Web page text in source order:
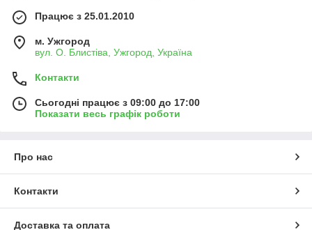
Працює з 25.01.2010
м. Ужгород
вул. О. Блистіва, Ужгород, Україна
Контакти
Сьогодні працює з 09:00 до 17:00
Показати весь графік роботи
Про нас
Контакти
Доставка та оплата